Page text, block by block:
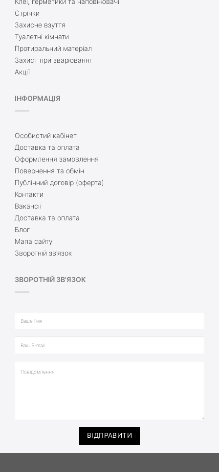
Стрічки
Захисне взуття
Туалетні кімнати
Протиральний матеріал
Захист при зварюванні
Акції
ІНФОРМАЦІЯ
Особистий кабінет
Доставка та оплата
Оформлення замовлення
Повернення та обмін
Публічний договір (оферта)
Контакти
Вакансії
Доставка та оплата
Блог
Мапа сайту
Зворотній зв’язок
ЗВОРОТНІЙ ЗВ'ЯЗОК
ВІДПРАВИТИ